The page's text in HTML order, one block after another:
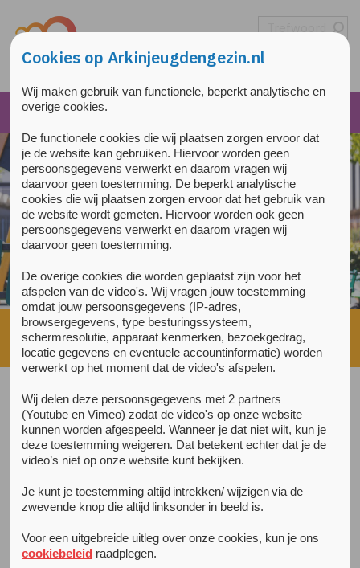
Home»Publicatie in Frontiers in Psychiatry over succes
gezinsgerichte samenwerking
Alle nieuwsberichten
26 augustus 2024
Publicatie in Frontiers in Psychiatry over succes
gezinsgerichte samenwerking
artikel over de jarenlange samenwerking tussen
volwassenenzorg en jeugdzorg binnen het
casuïstiekoverleg Samen voor Complexe
Gezinsvraagstukken. Het onderzoek laat onder meer zien
Cookies op Arkinjeugdengezin.nl
Wij maken gebruik van functionele, beperkt analytische en
overige cookies.
De functionele cookies die wij plaatsen zorgen ervoor dat
je de website kan gebruiken. Hiervoor worden geen
persoonsgegevens verwerkt en daarom vragen wij
daarvoor geen toestemming. De beperkt analytische
cookies die wij plaatsen zorgen ervoor dat het gebruik van
de website wordt gemeten. Hiervoor worden ook geen
persoonsgegevens verwerkt en daarom vragen wij
daarvoor geen toestemming.
De overige cookies die worden geplaatst zijn voor het
afspelen van de video's. Wij vragen jouw toestemming
omdat jouw persoonsgegevens (IP-adres,
browsergegevens, type besturingssysteem,
schermresolutie, apparaat kenmerken, bezoekgedrag,
locatie gegevens en eventuele accountinformatie) worden
verwerkt op het moment dat de video's afspelen.
Wij delen deze persoonsgegevens met 2 partners
(Youtube en Vimeo) zodat de video's op onze website
kunnen worden afgespeeld. Wanneer je dat niet wilt, kun je
deze toestemming weigeren. Dat betekent echter dat je de
video’s niet op onze website kunt bekijken.
Je kunt je toestemming altijd intrekken/ wijzigen via de
zwevende knop die altijd linksonder in beeld is.
Voor een uitgebreide uitleg over onze cookies, kun je ons
cookiebeleid raadplegen.